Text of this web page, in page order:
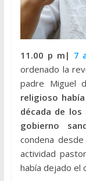
11.00 p m| 7
ordenado la
padre Miguel
religioso
década de
gobierno
condena
actividad
había dejado el